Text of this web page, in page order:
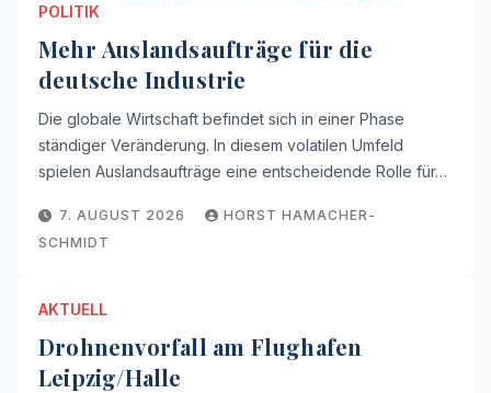
POLITIK
Mehr Auslandsaufträge für die
deutsche Industrie
Die globale Wirtschaft befindet sich in einer Phase
ständiger Veränderung. In diesem volatilen Umfeld
spielen Auslandsaufträge eine entscheidende Rolle für…
7. AUGUST 2026
HORST HAMACHER-
SCHMIDT
AKTUELL
Drohnenvorfall am Flughafen
Leipzig/Halle